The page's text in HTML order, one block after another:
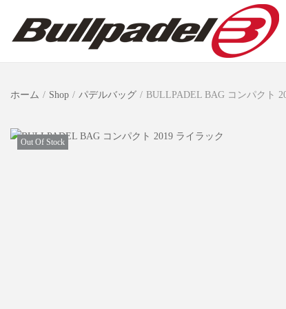
ホーム / Shop / パデルバッグ / BULLPADEL BAG コンパクト
Out Of Stock